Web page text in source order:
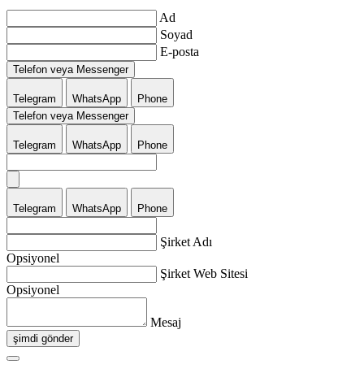
Ad
Soyad
E-posta
Telefon veya Messenger
Telegram WhatsApp
Phone
Telefon veya Messenger
Telegram WhatsApp Phone
Telegram WhatsApp Phone
Şirket Adı
Opsiyonel
Şirket Web Sitesi
Opsiyonel
Mesaj
şimdi gönder